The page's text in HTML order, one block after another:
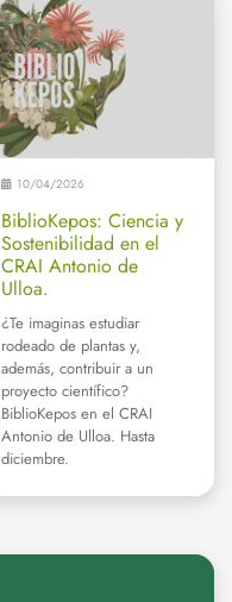
10/04/2026
BiblioKepos: Ciencia y
Sostenibilidad en el
CRAI Antonio de
Ulloa.
¿Te imaginas estudiar
rodeado de plantas y,
además, contribuir a un
proyecto científico?
BiblioKepos en el CRAI
Antonio de Ulloa. Hasta
diciembre.